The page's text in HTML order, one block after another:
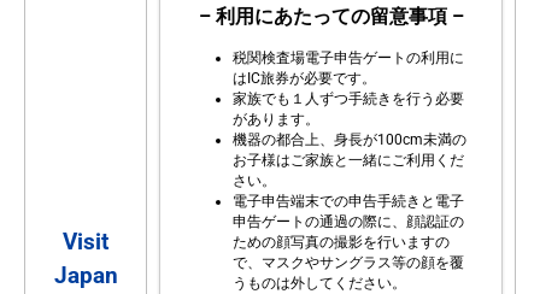
Visit
Japan
– 利用にあたっての留意事項 –
税関検査場電子申告ゲートの利用に
はIC旅券が必要です。
家族でも１人ずつ手続きを行う必要
があります。
機器の都合上、身長が100cm未満の
お子様はご家族と一緒にご利用くだ
さい。
電子申告端末での申告手続きと電子
申告ゲートの通過の際に、顔認証の
ための顔写真の撮影を行いますの
で、マスクやサングラス等の顔を覆
うものは外してください。